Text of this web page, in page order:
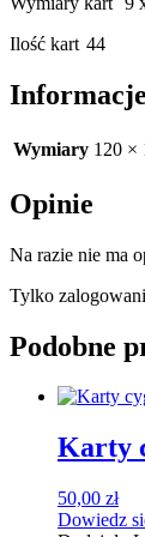
Ilość kart 44
Wymiary 120 ×
Opinie
Na razie nie ma
Tylko
Podobne
Karty
50,00 zł
Dowiedz